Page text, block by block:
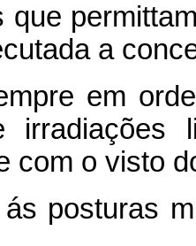
que
a
em
irradiações
com o visto
posturas